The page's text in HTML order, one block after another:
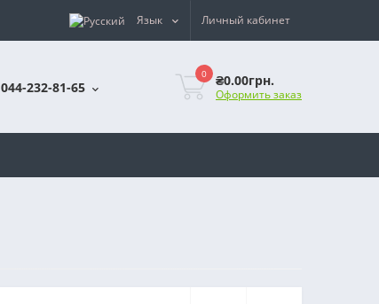
Язык Личный кабинет
044-232-81-65
0 ₴0.00грн.
Оформить заказ